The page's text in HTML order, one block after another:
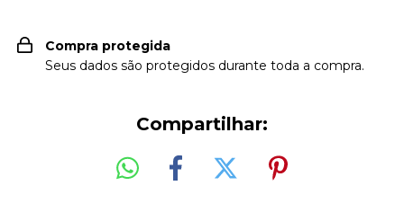
Compra protegida
Seus dados são protegidos durante toda a compra.
Compartilhar: